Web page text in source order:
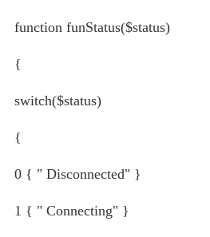
function funStatus($status)
{
switch($status)
{
0 { " Disconnected" }
1 { " Connecting" }